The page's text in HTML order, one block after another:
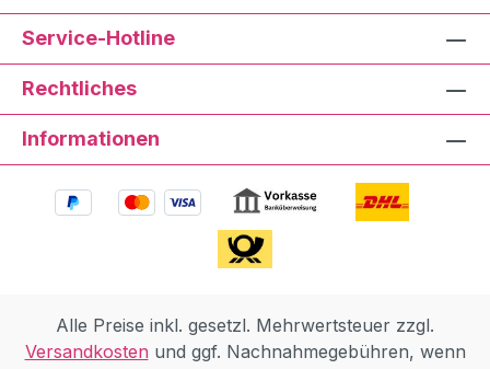
Service-Hotline
Rechtliches
Informationen
Alle Preise inkl. gesetzl. Mehrwertsteuer zzgl.
Versandkosten und ggf. Nachnahmegebühren, wenn